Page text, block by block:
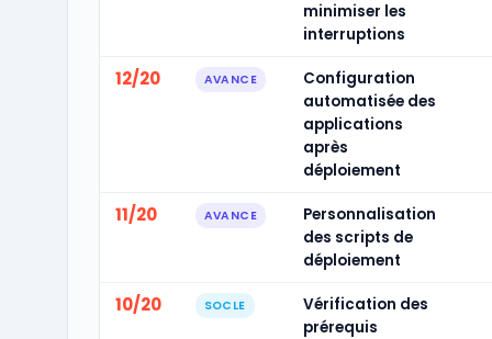
minimiser les
interruptions
12/20 AVANCE
Configuration
automatisée des
applications
après
déploiement
11/20 AVANCE
Personnalisation
des scripts de
déploiement
10/20 SOCLE
Vérification des
prérequis